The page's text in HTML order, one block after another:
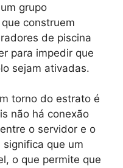
grupo
construem
de piscina
para impedir que
sejam ativadas.
torno do estrato é
não há conexão
o servidor e o
que um
o que permite que